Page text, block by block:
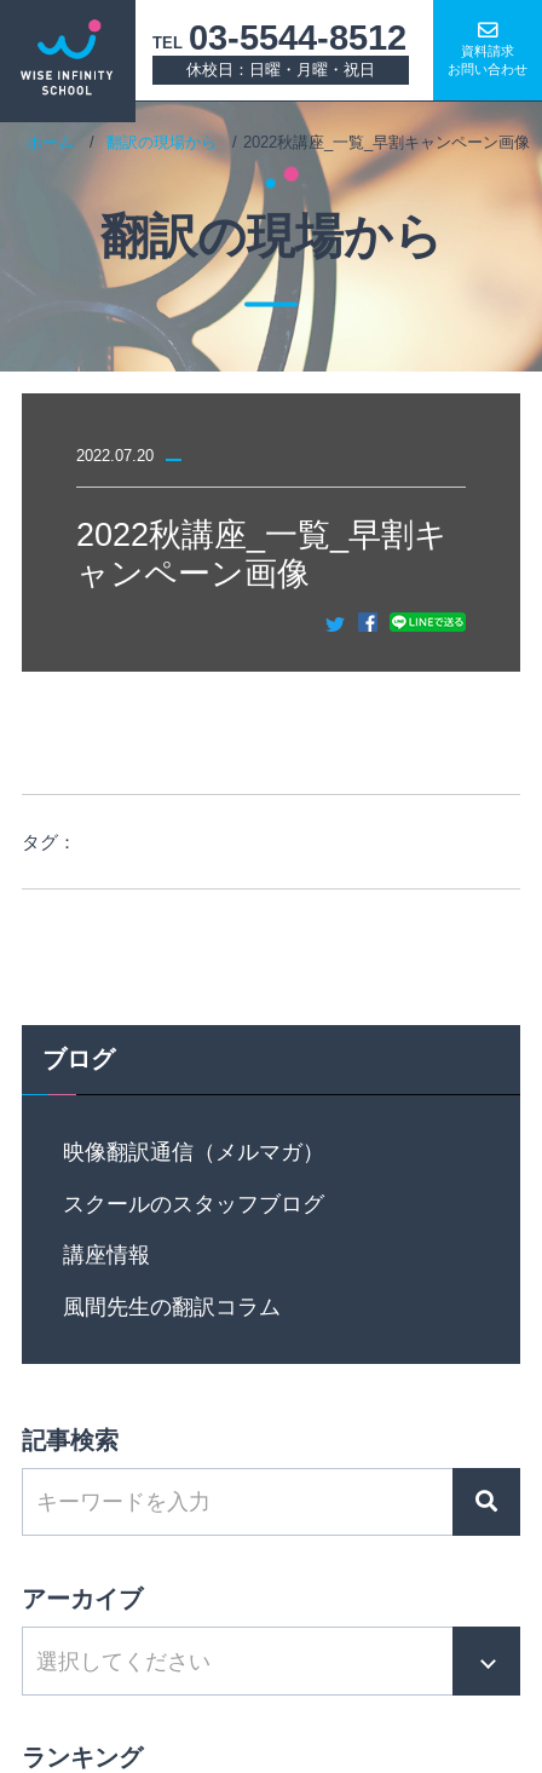
TEL 03-5544-8512
休校日：日曜・月曜・祝日
資料請求
お問い合わせ
ホーム 翻訳の現場から 2022秋講座_一覧_早割キャンペーン画像
翻訳の現場から
2022.07.20
2022秋講座_一覧_早割キ
ャンペーン画像
タグ：
ブログ
映像翻訳通信（メルマガ）
スクールのスタッフブログ
講座情報
風間先生の翻訳コラム
記事検索
アーカイブ
ランキング